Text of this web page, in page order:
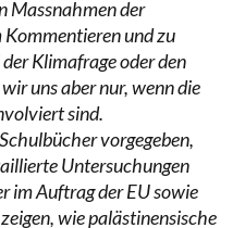
Massnahmen der
Kommentieren und zu
Klimafrage oder den
uns aber nur, wenn die
sind.
vorgegeben,
Untersuchungen
im Auftrag der EU sowie
wie palästinensische